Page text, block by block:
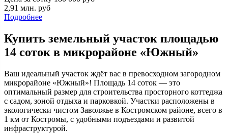
2,91 млн. руб
Подробнее
Купить земельный участок площадью
14 соток в микрорайоне «Южный»
Ваш идеальный участок ждёт вас в превосходном загородном
микрорайоне «Южный»! Площадь 14 соток — это
оптимальный размер для строительства просторного коттеджа
с садом, зоной отдыха и парковкой. Участки расположены в
экологически чистом Заволжье в Костромском районе, всего в
1 км от Костромы, с удобными подъездами и развитой
инфраструктурой.